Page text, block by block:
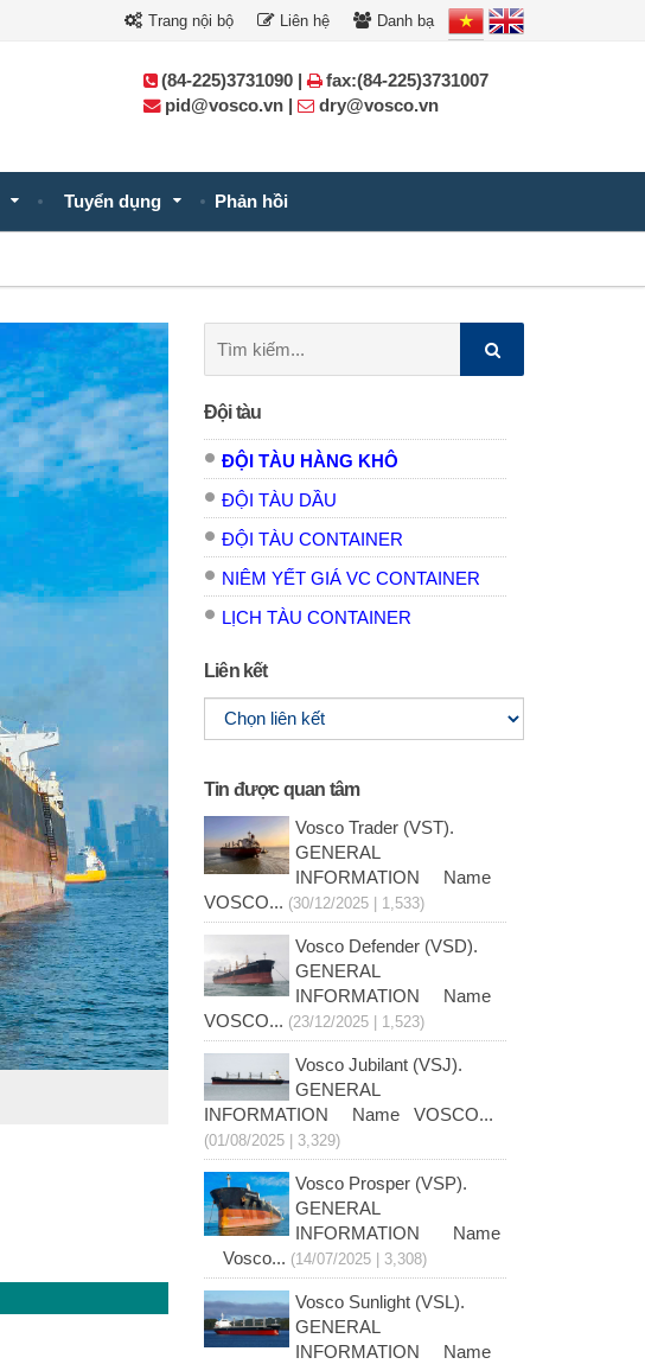
Trang nội bộ Liên hệ Danh bạ
Tuyển dụng Phản hồi
(84-225)3731090 |
fax:(84-225)3731007
pid@vosco.vn |
dry@vosco.vn
kiếm:
Đội tàu
ĐỘI TÀU HÀNG KHÔ
ĐỘI TÀU DẦU
ĐỘI TÀU CONTAINER
NIÊM YẾT GIÁ VC CONTAINER
LỊCH TÀU CONTAINER
Liên kết
Tin được quan tâm
Vosco Trader (VST).
GENERAL
INFORMATION Name
VOSCO... (30/12/2025 | 1,533)
Vosco Defender (VSD).
GENERAL
INFORMATION Name
VOSCO... (23/12/2025 | 1,523)
Vosco Jubilant (VSJ).
GENERAL
INFORMATION Name VOSCO...
(01/08/2025 | 3,329)
Vosco Prosper (VSP).
GENERAL
INFORMATION Name
Vosco... (14/07/2025 | 3,308)
Vosco Sunlight (VSL).
GENERAL
INFORMATION Name